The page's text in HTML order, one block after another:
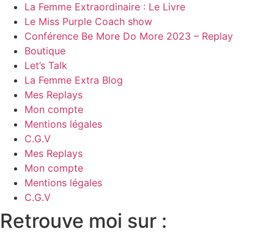
La Femme Extraordinaire : Le Livre
Le Miss Purple Coach show
Conférence Be More Do More 2023 – Replay
Boutique
Let’s Talk
La Femme Extra Blog
Mes Replays
Mon compte
Mentions légales
C.G.V
Mes Replays
Mon compte
Mentions légales
C.G.V
Retrouve moi sur :